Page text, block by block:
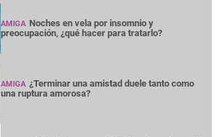
AMIGA Noches en vela por insomnio y
preocupación, ¿qué hacer para tratarlo?
AMIGA ¿Terminar una amistad duele tanto como
una ruptura amorosa?